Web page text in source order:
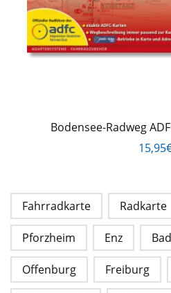
Bodensee-Radweg
Fahrradkarte Radkarte
Pforzheim Enz
Offenburg Freiburg